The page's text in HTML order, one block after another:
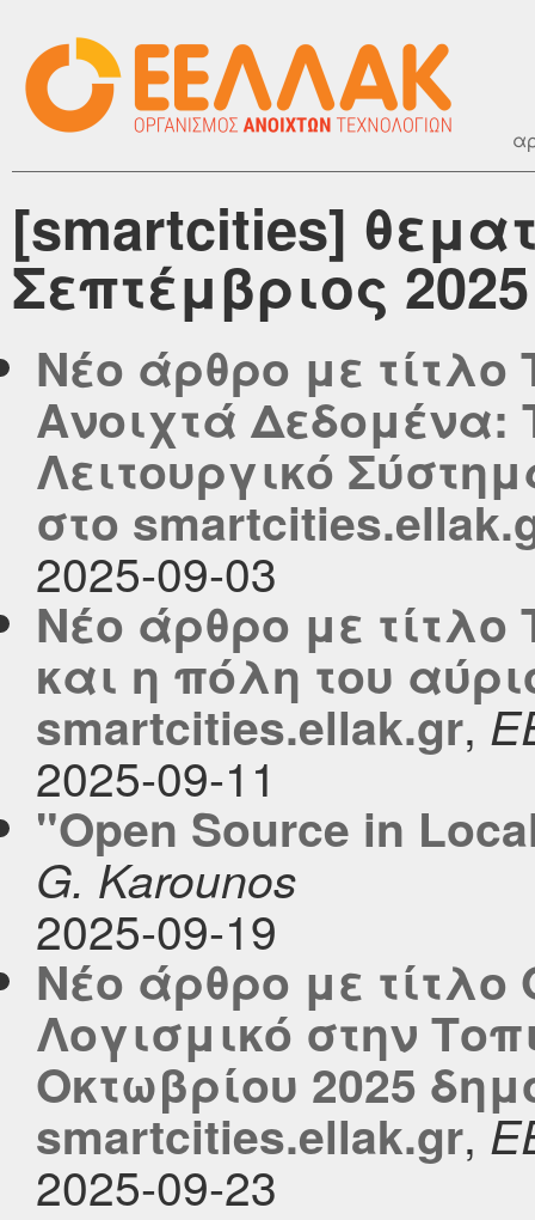
[smartcities]
Σεπτέμβριος 2025
Νέο άρθρο με τίτλο
Ανοιχτά Δεδομένα:
Λειτουργικό
στο
2025-09-03
Νέο άρθρο με τίτλο
και η πόλη του
smartcities.ellak.gr,
2025-09-11
"Open Source in
G. Karounos
2025-09-19
Νέο άρθρο με τίτλο
Λογισμικό στην
Οκτωβρίου 2025
smartcities.ellak.gr,
2025-09-23